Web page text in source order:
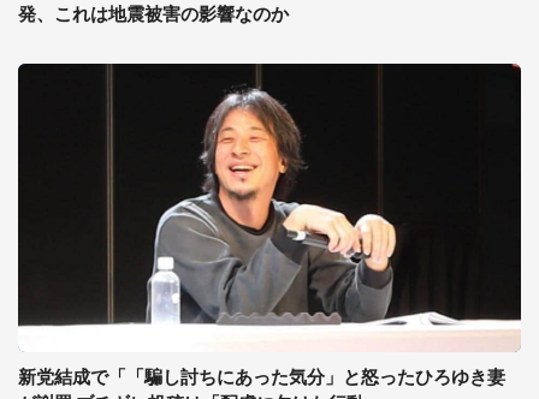
発、これは地震被害の影響なのか
新党結成で「「騙し討ちにあった気分」と怒ったひろゆき妻